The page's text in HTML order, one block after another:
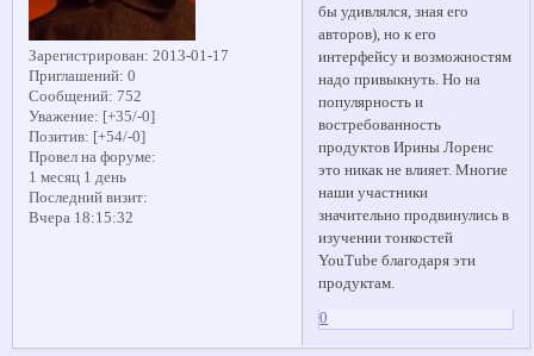
Зарегистрирован: 2013-01-17
Приглашений: 0
Сообщений: 752
Уважение: [+35/-0]
Позитив: [+54/-0]
Провел на форуме:
1 месяц 1 день
Последний визит:
Вчера 18:15:32
бы удивлялся, зная его
авторов), но к его
интерфейсу и возможностям
надо привыкнуть. Но на
популярность и
востребованность
продуктов Ирины Лоренс
это никак не влияет. Многие
наши участники
значительно продвинулись в
изучении тонкостей
YouTube благодаря эти
продуктам.
0